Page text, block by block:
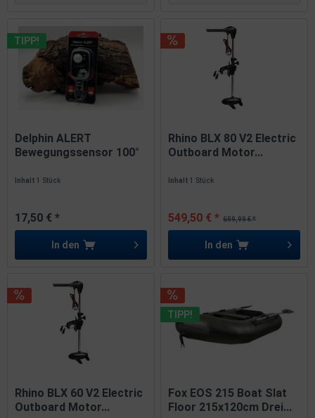
TIPP!
Delphin ALERT
Bewegungssensor 100°
Inhalt1 Stück
17,50 € *
In den
Rhino BLX 80 V2 Electric
Outboard Motor...
Inhalt1 Stück
699,99 € *
549,50 € *
In den
Rhino BLX 60 V2 Electric
Outboard Motor...
TIPP!
Fox EOS 215 Boat Slat
Floor 215x120cm Drei...